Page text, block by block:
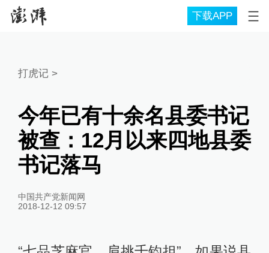
下载APP
打虎记>
今年已有十余名县委书记
被查：12月以来四地县委
书记落马
中国共产党新闻网
2018-12-12 09:57